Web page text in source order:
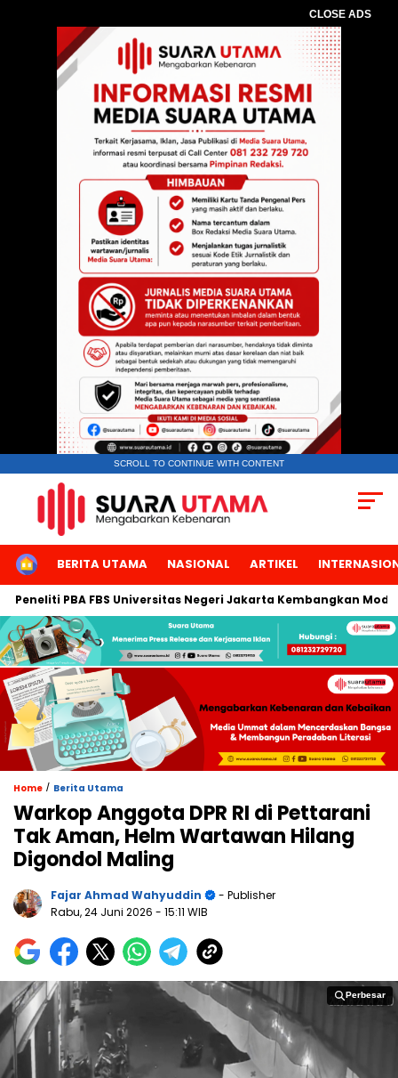
CLOSE ADS
SCROLL TO CONTINUE WITH CONTENT
HOMEBERITA UTAMA NASIONAL ARTIKEL
PBA FBS Universitas Negeri Jakarta Kembangkan Modul
Home / Berita Utama
Warkop Anggota DPR RI di Pettarani
Tak Aman, Helm Wartawan Hilang
Digondol Maling
Fajar Ahmad Wahyuddin
- Publisher
Rabu, 24 Juni 2026 - 15:11 WIB
Perbesar
Perbesar